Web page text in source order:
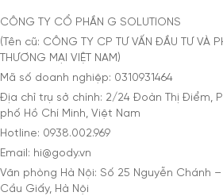
CÔNG TY CỔ PHẦN G SOLUTIONS
(Tên cũ: CÔNG TY CP TƯ VẤN ĐẦU TƯ VÀ
THƯƠNG MẠI VIỆT NAM)
Mã số doanh nghiệp: 0310931464
Địa chỉ trụ sở chính: 2/24 Đoàn Thị Điểm,
phố Hồ Chí Minh, Việt Nam
Hotline: 0938.002.969
Email: hi@gody.vn
Văn phòng Hà Nội: Số 25 Nguyễn Chánh
Cầu Giấy, Hà Nội